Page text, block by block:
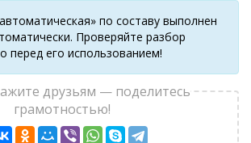
по составу выполнен
Проверяйте разбор
перед его использованием!
друзьям — поделитесь
грамотностью!